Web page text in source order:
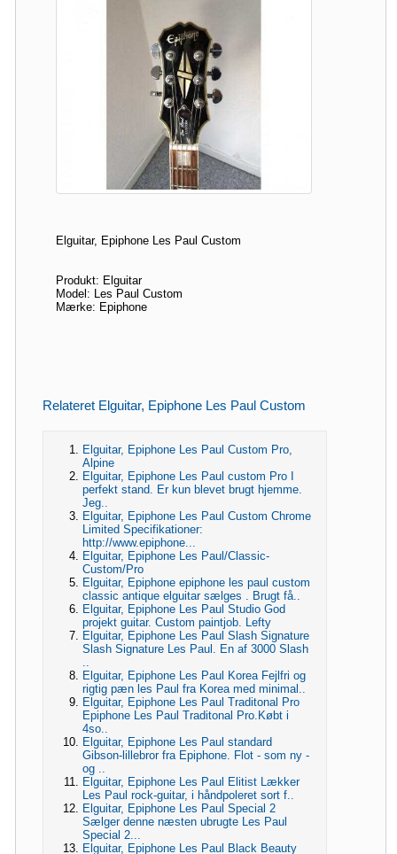
Elguitar, Epiphone Les Paul Custom
Produkt: Elguitar
Model: Les Paul Custom
Mærke: Epiphone
Relateret Elguitar, Epiphone Les Paul Custom
Elguitar, Epiphone Les Paul Custom Pro,
Alpine
Elguitar, Epiphone Les Paul custom Pro I
perfekt stand. Er kun blevet brugt hjemme.
Jeg..
Elguitar, Epiphone Les Paul Custom Chrome
Limited Specifikationer:
http://www.epiphone...
Elguitar, Epiphone Les Paul/Classic-
Custom/Pro
Elguitar, Epiphone epiphone les paul custom
classic antique elguitar sælges . Brugt få..
Elguitar, Epiphone Les Paul Studio God
projekt guitar. Custom paintjob. Lefty
Elguitar, Epiphone Les Paul Slash Signature
Slash Signature Les Paul. En af 3000 Slash
..
Elguitar, Epiphone Les Paul Korea Fejlfri og
rigtig pæn les Paul fra Korea med minimal..
Elguitar, Epiphone Les Paul Traditonal Pro
Epiphone Les Paul Traditonal Pro.Købt i
4so..
Elguitar, Epiphone Les Paul standard
Gibson-lillebror fra Epiphone. Flot - som ny -
og ..
Elguitar, Epiphone Les Paul Elitist Lækker
Les Paul rock-guitar, i håndpoleret sort f..
Elguitar, Epiphone Les Paul Special 2
Sælger denne næsten ubrugte Les Paul
Special 2...
Elguitar, Epiphone Les Paul Black Beauty